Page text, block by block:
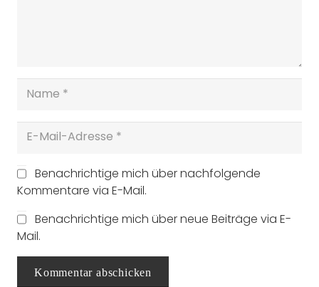
Benachrichtige mich über nachfolgende
Kommentare via E-Mail.
Benachrichtige mich über neue Beiträge via E-
Mail.
Kommentar abschicken